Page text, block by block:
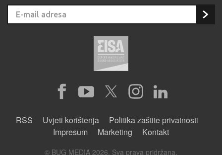
RSS Uvjeti korištenja
Politika zaštite privatnosti
Impresum
Marketing Kontakt
© BUG MEDIA 2026. Sva prava pridržana.